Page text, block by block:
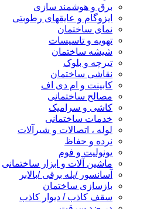
برق و هوشمند سازی
ایزوگام و عایقهای رطوبتی
نمای ساختمان
تهویه و تاسیسات
شیشه ساختمان
تیرچه و بلوک
نقاشی ساختمان
کابینت و ام دی اف
مصالح ساختمانی
کاشی و سرامیک
خدمات ساختمانی
لوله ، اتصالات و شیرآلات
نرده و حفاظ
یونولیت و فوم
ماشین آلات و ابزار ساختمانی
آسانسور /پله برقی /بالابر
بازسازی ساختمان
سقف کاذب / دیوار کاذب